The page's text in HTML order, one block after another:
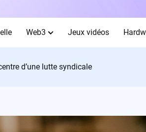
Web3 Jeux vidéos
d’une lutte syndicale